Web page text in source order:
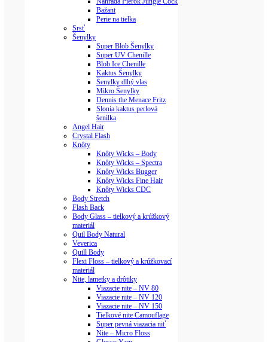
Bažant
Perie na tielka
Srsť
Šenylky
Super Blob Šenylky
Super UV Chenille
Blob Ice Chenille
Kaktus Šenylky
Šenylky dlhý vlas
Mikro Šenylky
Dennis the Menace Fritz
Slonia kaktus perlová
šenilka
Angel Hair
Crystal Flash
Knôty
Knôty Wicks – Body
Knôty Wicks – Spectra
Knôty Wicks Bugger
Knôty Wicks Fine Hair
Knôty Wicks CDC
Body Stretch
Flash Back
Body Glass – tielkový a krúžkový
materiál
Quil Body Natural
Veverica
Quill Body
Flexi Floss – tielkový a krúžkovací
materiál
Nite, lametky a drôtiky
Viazacie nite – NV 80
Viazacie nite – NV 120
Viazacie nite – NV 150
Tielkové nite Camouflage
Super pevná viazacia niť
Nite – Micro Floss